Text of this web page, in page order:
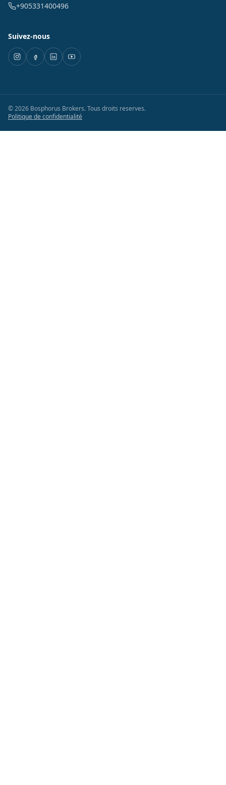
+905331400496
Suivez-nous
©2026 Bosphorus Brokers.Tous droits reserves.
Politique de confidentialité